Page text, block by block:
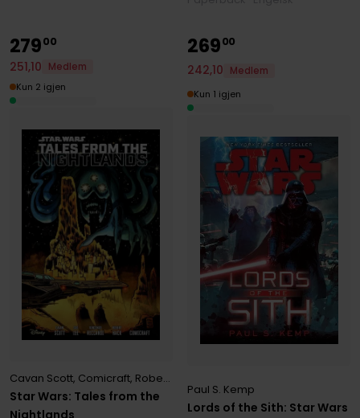
Star Wars: Tales from the
Cavan Scott, Comicraft, Robert Hack
27900
251,10
Medlem
Kun 2 igjen
Lords of the Sith: Star Wars
Paul S. Kemp
26900
242,10
Medlem
Kun 1 igjen